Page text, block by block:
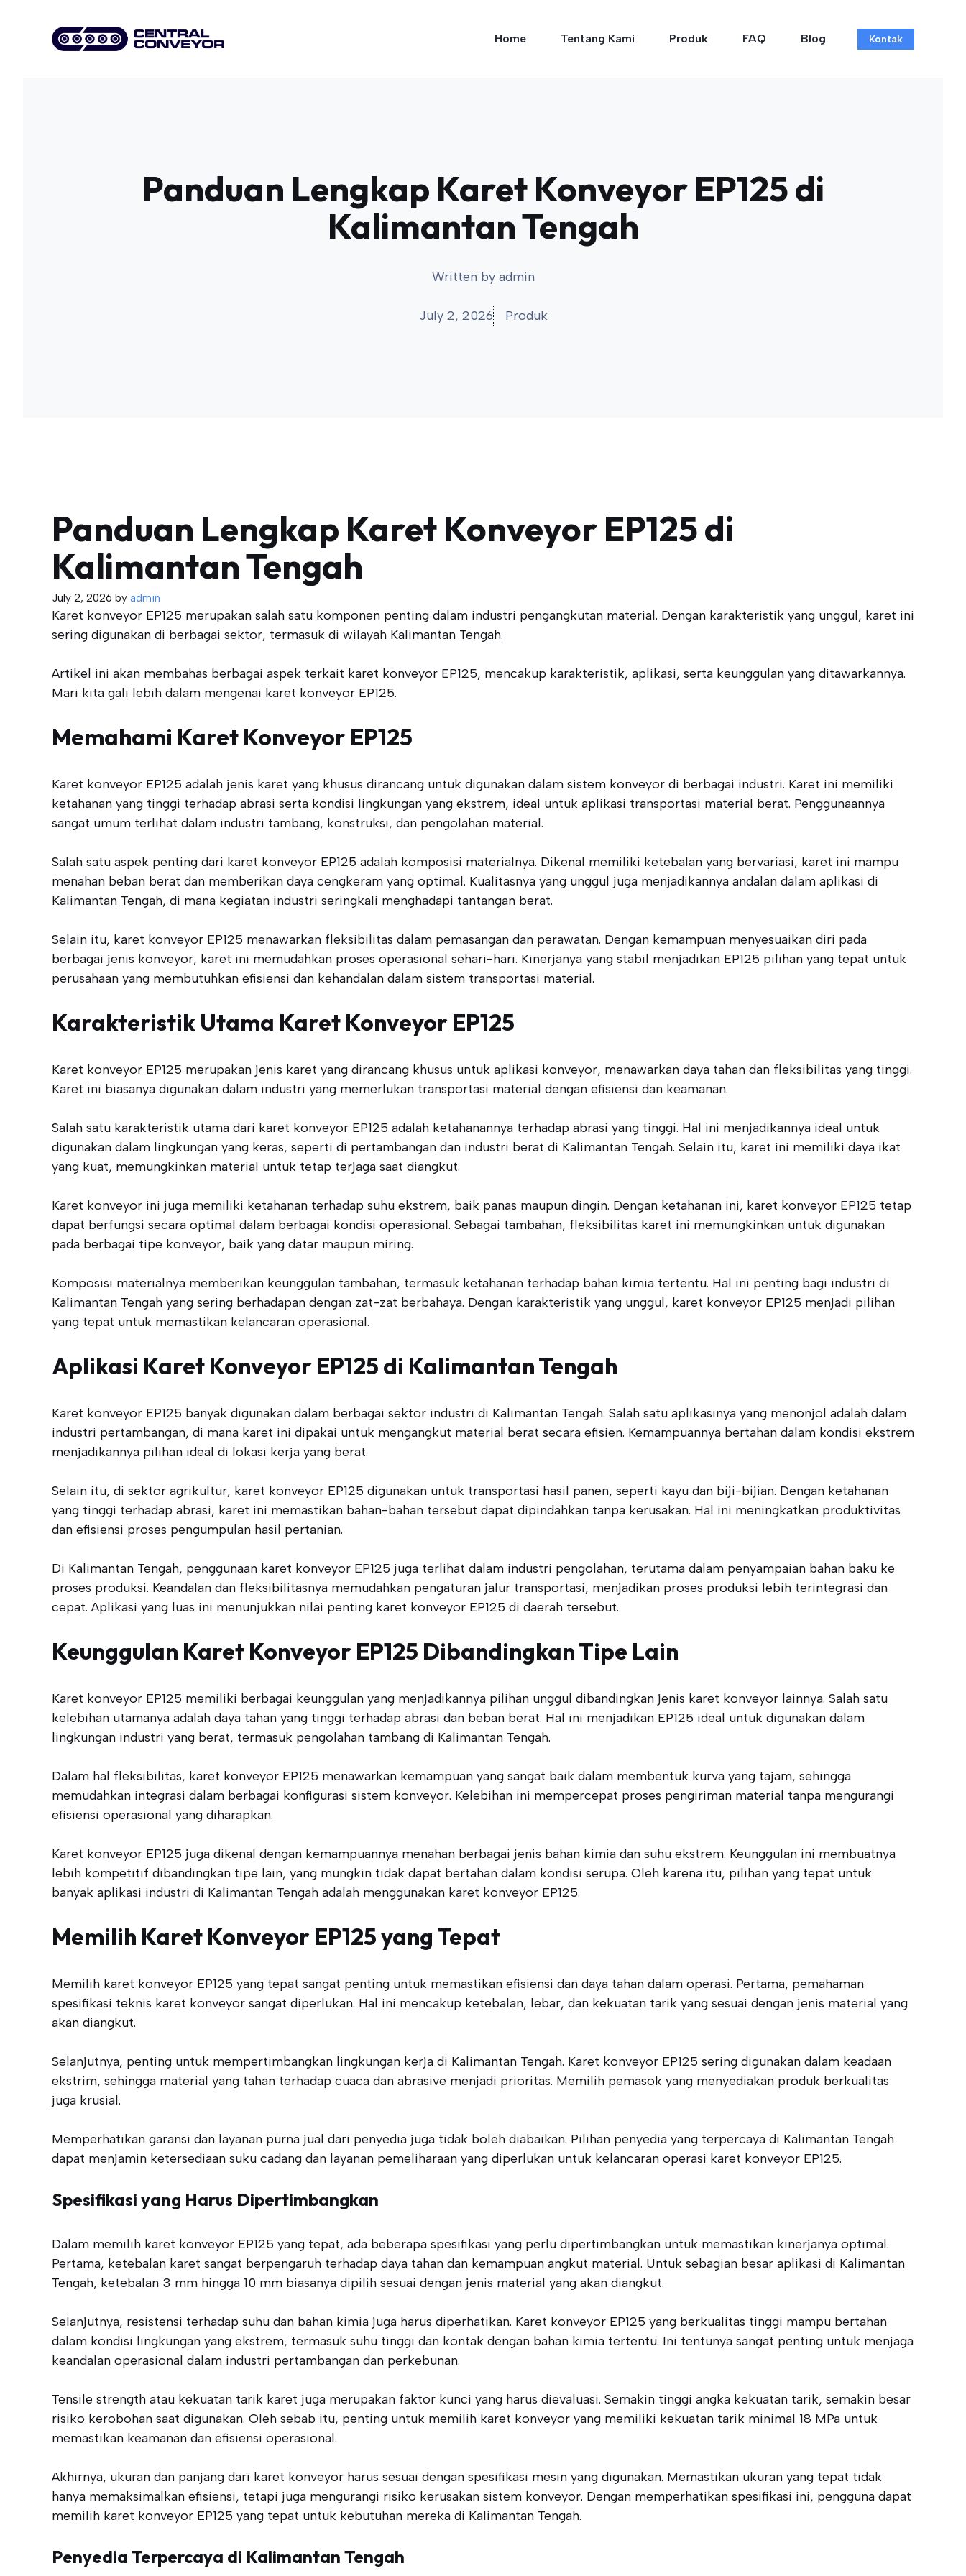
Home Tentang Kami Produk FAQ Blog Kontak
Panduan Lengkap Karet Konveyor EP125 di
Kalimantan Tengah
Written by admin
July 2, 2026 Produk
Panduan Lengkap Karet Konveyor EP125 di
Kalimantan Tengah
July 2, 2026 by admin
Karet konveyor EP125 merupakan salah satu komponen penting dalam industri pengangkutan material. Dengan karakteristik yang unggul, karet ini
sering digunakan di berbagai sektor, termasuk di wilayah Kalimantan Tengah.
Artikel ini akan membahas berbagai aspek terkait karet konveyor EP125, mencakup karakteristik, aplikasi, serta keunggulan yang ditawarkannya.
Mari kita gali lebih dalam mengenai karet konveyor EP125.
Memahami Karet Konveyor EP125
Karet konveyor EP125 adalah jenis karet yang khusus dirancang untuk digunakan dalam sistem konveyor di berbagai industri. Karet ini memiliki
ketahanan yang tinggi terhadap abrasi serta kondisi lingkungan yang ekstrem, ideal untuk aplikasi transportasi material berat. Penggunaannya
sangat umum terlihat dalam industri tambang, konstruksi, dan pengolahan material.
Salah satu aspek penting dari karet konveyor EP125 adalah komposisi materialnya. Dikenal memiliki ketebalan yang bervariasi, karet ini mampu
menahan beban berat dan memberikan daya cengkeram yang optimal. Kualitasnya yang unggul juga menjadikannya andalan dalam aplikasi di
Kalimantan Tengah, di mana kegiatan industri seringkali menghadapi tantangan berat.
Selain itu, karet konveyor EP125 menawarkan fleksibilitas dalam pemasangan dan perawatan. Dengan kemampuan menyesuaikan diri pada
berbagai jenis konveyor, karet ini memudahkan proses operasional sehari-hari. Kinerjanya yang stabil menjadikan EP125 pilihan yang tepat untuk
perusahaan yang membutuhkan efisiensi dan kehandalan dalam sistem transportasi material.
Karakteristik Utama Karet Konveyor EP125
Karet konveyor EP125 merupakan jenis karet yang dirancang khusus untuk aplikasi konveyor, menawarkan daya tahan dan fleksibilitas yang tinggi.
Karet ini biasanya digunakan dalam industri yang memerlukan transportasi material dengan efisiensi dan keamanan.
Salah satu karakteristik utama dari karet konveyor EP125 adalah ketahanannya terhadap abrasi yang tinggi. Hal ini menjadikannya ideal untuk
digunakan dalam lingkungan yang keras, seperti di pertambangan dan industri berat di Kalimantan Tengah. Selain itu, karet ini memiliki daya ikat
yang kuat, memungkinkan material untuk tetap terjaga saat diangkut.
Karet konveyor ini juga memiliki ketahanan terhadap suhu ekstrem, baik panas maupun dingin. Dengan ketahanan ini, karet konveyor EP125 tetap
dapat berfungsi secara optimal dalam berbagai kondisi operasional. Sebagai tambahan, fleksibilitas karet ini memungkinkan untuk digunakan
pada berbagai tipe konveyor, baik yang datar maupun miring.
Komposisi materialnya memberikan keunggulan tambahan, termasuk ketahanan terhadap bahan kimia tertentu. Hal ini penting bagi industri di
Kalimantan Tengah yang sering berhadapan dengan zat-zat berbahaya. Dengan karakteristik yang unggul, karet konveyor EP125 menjadi pilihan
yang tepat untuk memastikan kelancaran operasional.
Aplikasi Karet Konveyor EP125 di Kalimantan Tengah
Karet konveyor EP125 banyak digunakan dalam berbagai sektor industri di Kalimantan Tengah. Salah satu aplikasinya yang menonjol adalah dalam
industri pertambangan, di mana karet ini dipakai untuk mengangkut material berat secara efisien. Kemampuannya bertahan dalam kondisi ekstrem
menjadikannya pilihan ideal di lokasi kerja yang berat.
Selain itu, di sektor agrikultur, karet konveyor EP125 digunakan untuk transportasi hasil panen, seperti kayu dan biji-bijian. Dengan ketahanan
yang tinggi terhadap abrasi, karet ini memastikan bahan-bahan tersebut dapat dipindahkan tanpa kerusakan. Hal ini meningkatkan produktivitas
dan efisiensi proses pengumpulan hasil pertanian.
Di Kalimantan Tengah, penggunaan karet konveyor EP125 juga terlihat dalam industri pengolahan, terutama dalam penyampaian bahan baku ke
proses produksi. Keandalan dan fleksibilitasnya memudahkan pengaturan jalur transportasi, menjadikan proses produksi lebih terintegrasi dan
cepat. Aplikasi yang luas ini menunjukkan nilai penting karet konveyor EP125 di daerah tersebut.
Keunggulan Karet Konveyor EP125 Dibandingkan Tipe Lain
Karet konveyor EP125 memiliki berbagai keunggulan yang menjadikannya pilihan unggul dibandingkan jenis karet konveyor lainnya. Salah satu
kelebihan utamanya adalah daya tahan yang tinggi terhadap abrasi dan beban berat. Hal ini menjadikan EP125 ideal untuk digunakan dalam
lingkungan industri yang berat, termasuk pengolahan tambang di Kalimantan Tengah.
Dalam hal fleksibilitas, karet konveyor EP125 menawarkan kemampuan yang sangat baik dalam membentuk kurva yang tajam, sehingga
memudahkan integrasi dalam berbagai konfigurasi sistem konveyor. Kelebihan ini mempercepat proses pengiriman material tanpa mengurangi
efisiensi operasional yang diharapkan.
Karet konveyor EP125 juga dikenal dengan kemampuannya menahan berbagai jenis bahan kimia dan suhu ekstrem. Keunggulan ini membuatnya
lebih kompetitif dibandingkan tipe lain, yang mungkin tidak dapat bertahan dalam kondisi serupa. Oleh karena itu, pilihan yang tepat untuk
banyak aplikasi industri di Kalimantan Tengah adalah menggunakan karet konveyor EP125.
Memilih Karet Konveyor EP125 yang Tepat
Memilih karet konveyor EP125 yang tepat sangat penting untuk memastikan efisiensi dan daya tahan dalam operasi. Pertama, pemahaman
spesifikasi teknis karet konveyor sangat diperlukan. Hal ini mencakup ketebalan, lebar, dan kekuatan tarik yang sesuai dengan jenis material yang
akan diangkut.
Selanjutnya, penting untuk mempertimbangkan lingkungan kerja di Kalimantan Tengah. Karet konveyor EP125 sering digunakan dalam keadaan
ekstrim, sehingga material yang tahan terhadap cuaca dan abrasive menjadi prioritas. Memilih pemasok yang menyediakan produk berkualitas
juga krusial.
Memperhatikan garansi dan layanan purna jual dari penyedia juga tidak boleh diabaikan. Pilihan penyedia yang terpercaya di Kalimantan Tengah
dapat menjamin ketersediaan suku cadang dan layanan pemeliharaan yang diperlukan untuk kelancaran operasi karet konveyor EP125.
Spesifikasi yang Harus Dipertimbangkan
Dalam memilih karet konveyor EP125 yang tepat, ada beberapa spesifikasi yang perlu dipertimbangkan untuk memastikan kinerjanya optimal.
Pertama, ketebalan karet sangat berpengaruh terhadap daya tahan dan kemampuan angkut material. Untuk sebagian besar aplikasi di Kalimantan
Tengah, ketebalan 3 mm hingga 10 mm biasanya dipilih sesuai dengan jenis material yang akan diangkut.
Selanjutnya, resistensi terhadap suhu dan bahan kimia juga harus diperhatikan. Karet konveyor EP125 yang berkualitas tinggi mampu bertahan
dalam kondisi lingkungan yang ekstrem, termasuk suhu tinggi dan kontak dengan bahan kimia tertentu. Ini tentunya sangat penting untuk menjaga
keandalan operasional dalam industri pertambangan dan perkebunan.
Tensile strength atau kekuatan tarik karet juga merupakan faktor kunci yang harus dievaluasi. Semakin tinggi angka kekuatan tarik, semakin besar
risiko kerobohan saat digunakan. Oleh sebab itu, penting untuk memilih karet konveyor yang memiliki kekuatan tarik minimal 18 MPa untuk
memastikan keamanan dan efisiensi operasional.
Akhirnya, ukuran dan panjang dari karet konveyor harus sesuai dengan spesifikasi mesin yang digunakan. Memastikan ukuran yang tepat tidak
hanya memaksimalkan efisiensi, tetapi juga mengurangi risiko kerusakan sistem konveyor. Dengan memperhatikan spesifikasi ini, pengguna dapat
memilih karet konveyor EP125 yang tepat untuk kebutuhan mereka di Kalimantan Tengah.
Penyedia Terpercaya di Kalimantan Tengah